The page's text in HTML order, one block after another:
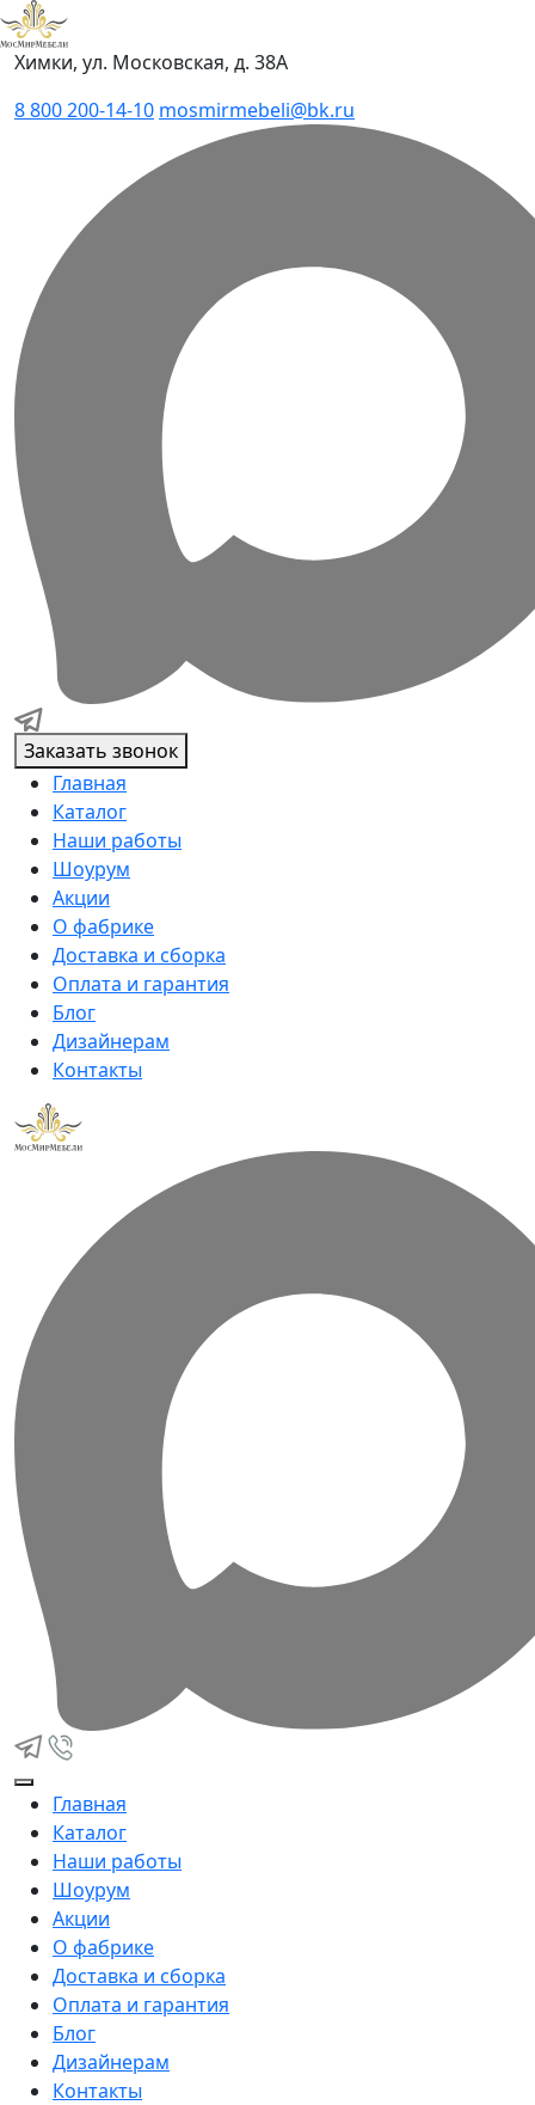
Химки, ул. Московская, д. 38А
8 800 200-14-10 mosmirmebeli@bk.ru
Заказать звонок
Главная
Каталог
Наши работы
Шоурум
Акции
О фабрике
Доставка и сборка
Оплата и гарантия
Блог
Дизайнерам
Контакты
Главная
Каталог
Наши работы
Шоурум
Акции
О фабрике
Доставка и сборка
Оплата и гарантия
Блог
Дизайнерам
Контакты